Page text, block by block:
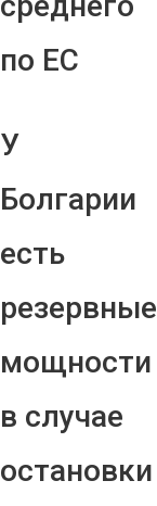
по ЕС
У
Болгарии
есть
резервные
мощности
в случае
остановки